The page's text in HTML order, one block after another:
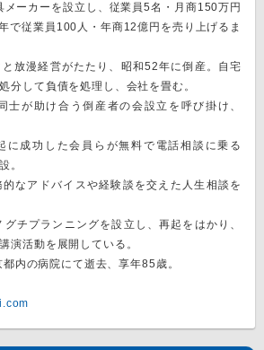
ーカーを設立し、従業員5名・月商150万円
で従業員100人・年商12億円を売り上げるま
放漫経営がたたり、昭和52年に倒産。自宅
分して負債を処理し、会社を畳む。
士が助け合う倒産者の会設立を呼び掛け、
に成功した会員らが無料で電話相談に乗る
。
なアドバイスや経験談を交えた人生相談を
チプランニングを設立し、再起をはかり、
演活動を展開している。
内の病院にて逝去、享年85歳。